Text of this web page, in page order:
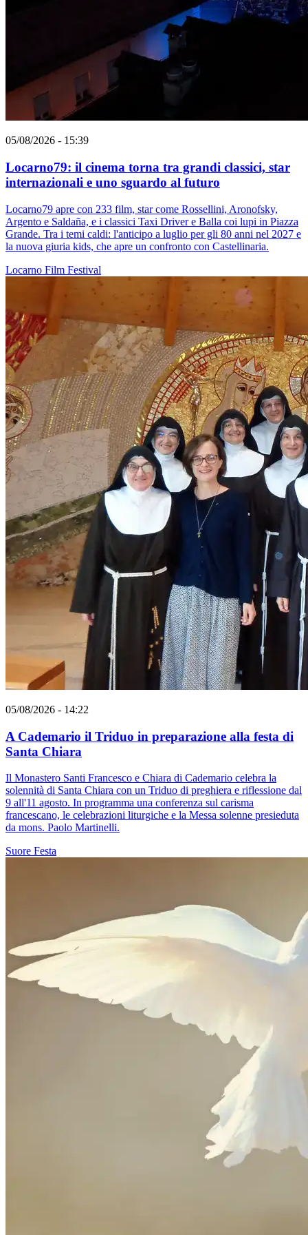
05/08/2026 - 15:39
Locarno79: il cinema torna tra grandi classici, star
internazionali e uno sguardo al futuro
Locarno79 apre con 233 film, star come Rossellini, Aronofsky,
Argento e Saldaña, e i classici Taxi Driver e Balla coi lupi in Piazza
Grande. Tra i temi caldi: l'anticipo a luglio per gli 80 anni nel 2027 e
la nuova giuria kids, che apre un confronto con Castellinaria.
Locarno Film Festival
05/08/2026 - 14:22
A Cademario il Triduo in preparazione alla festa di
Santa Chiara
Il Monastero Santi Francesco e Chiara di Cademario celebra la
solennità di Santa Chiara con un Triduo di preghiera e riflessione dal
9 all'11 agosto. In programma una conferenza sul carisma
francescano, le celebrazioni liturgiche e la Messa solenne presieduta
da mons. Paolo Martinelli.
Suore Festa